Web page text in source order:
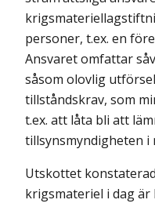
personer, t.ex. en
Ansvaret omfattar
såsom olovlig
tillståndskrav, som
t.ex. att låta bli att
tillsynsmyndigheten i
Utskottet
krigsmateriel i dag